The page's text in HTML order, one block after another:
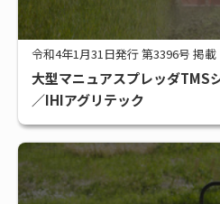
令和4年1月31日発行 第3396号 掲載
大型マニュアスプレッダTMS
／IHIアグリテック